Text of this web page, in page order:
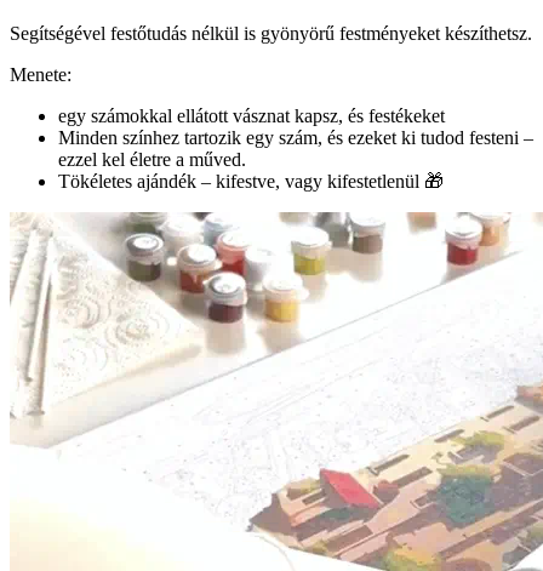
Segítségével festőtudás nélkül is gyönyörű festményeket készíthetsz.
Menete:
egy számokkal ellátott vásznat kapsz, és festékeket
Minden színhez tartozik egy szám, és ezeket ki tudod festeni –
ezzel kel életre a műved.
Tökéletes ajándék – kifestve, vagy kifestetlenül 🎁